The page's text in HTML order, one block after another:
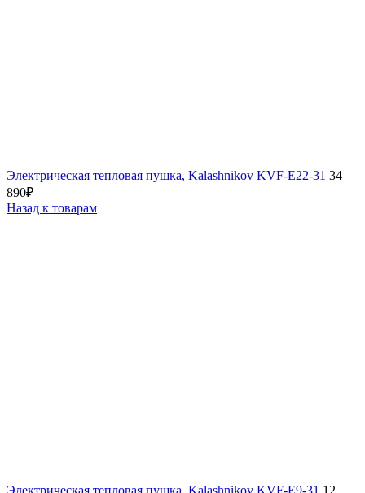
Электрическая тепловая пушка, Kalashnikov KVF-E22-31 34
890₽
Назад к товарам
Электрическая тепловая пушка, Kalashnikov KVF-E9-31 12